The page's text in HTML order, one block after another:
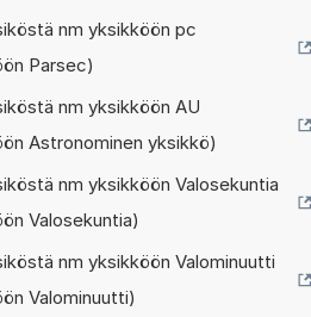
nm yksikköön pc
Parsec)
nm yksikköön AU
Astronominen yksikkö)
nm yksikköön Valosekuntia
Valosekuntia)
nm yksikköön Valominuutti
Valominuutti)